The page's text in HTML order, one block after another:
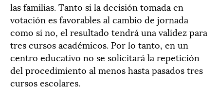
las familias. Tanto si la decisión tomada en
votación es favorables al cambio de jornada
como si no, el resultado tendrá una validez para
tres cursos académicos. Por lo tanto, en un
centro educativo no se solicitará la repetición
del procedimiento al menos hasta pasados tres
cursos escolares.